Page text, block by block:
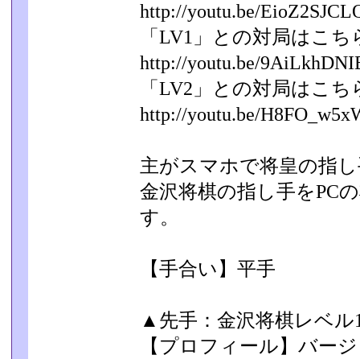
http://youtu.be/
「LV1」との対局はこ
http://youtu.be/
「LV2」との対局はこ
http://youtu.be/
主がスマホで将皇の指
金沢将棋の指し手をPC
す。
【手合い】平手
▲先手：金沢将棋レベル
【プロフィール】バー